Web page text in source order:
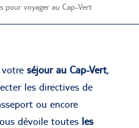
pour voyager au Cap-Vert
votre séjour au Cap-Vert,
les directives de
ou encore
dévoile toutes les